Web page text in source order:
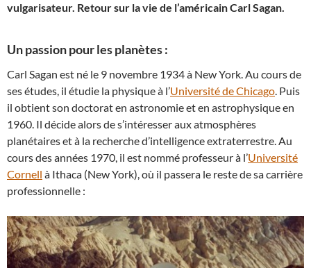
vulgarisateur. Retour sur la vie de l’américain Carl Sagan.
Un passion pour les planètes :
Carl Sagan est né le 9 novembre 1934 à New York. Au cours de
ses études, il étudie la physique à l’Université de Chicago. Puis
il obtient son doctorat en astronomie et en astrophysique en
1960. Il décide alors de s’intéresser aux atmosphères
planétaires et à la recherche d’intelligence extraterrestre. Au
cours des années 1970, il est nommé professeur à l’Université
Cornell à Ithaca (New York), où il passera le reste de sa carrière
professionnelle :